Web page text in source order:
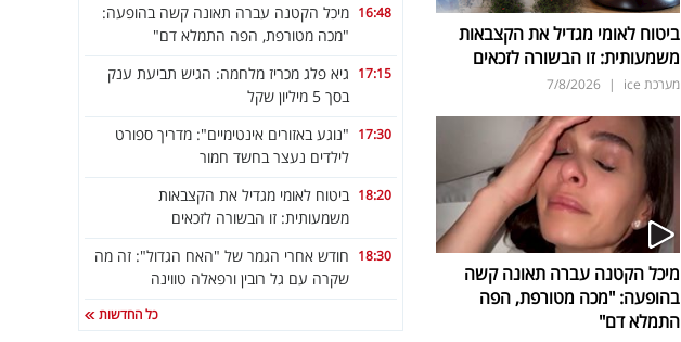
ביטוח לאומי מגדיל את הקצבאות
משמעותית: זו הבשורה לזכאים
מערכת ice |
7/8/2026
מיכל הקטנה עברה תאונה קשה
בהופעה: "מכה מטורפת, הפה
התמלא דם"
16:48 מיכל הקטנה עברה תאונה קשה בהופעה:
"מכה מטורפת, הפה התמלא דם"
17:15 גיא פלג מכריז מלחמה: הגיש תביעת ענק
בסך 5 מיליון שקל
17:30 "נוגע באזורים אינטימיים": מדריך ספורט
לילדים נעצר בחשד חמור
18:20 ביטוח לאומי מגדיל את הקצבאות
משמעותית: זו הבשורה לזכאים
18:30 חודש אחרי הגמר של "האח הגדול": זה מה
שקרה עם גל רובין ורפאלה טווינה
כל החדשות